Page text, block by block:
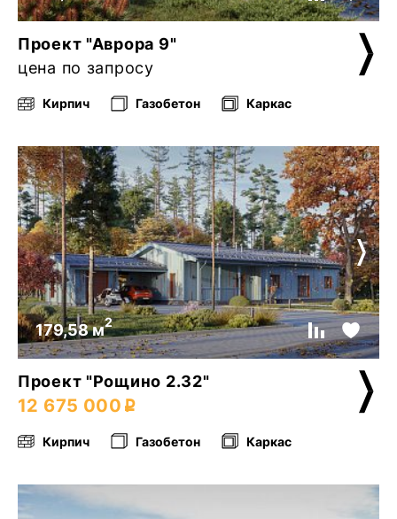
Проект "Аврора 9"
цена по запросу
Кирпич Газобетон Каркас
179,58 м2
Проект "Рощино 2.32"
12 675 000
Кирпич Газобетон Каркас